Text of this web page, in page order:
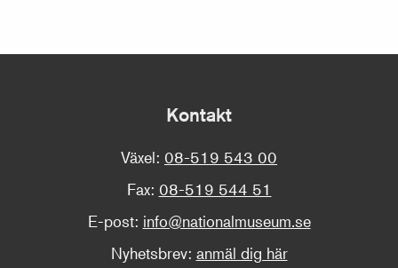
Kontakt
Växel: 08-519 543 00
Fax: 08-519 544 51
E-post: info@nationalmuseum.se
Nyhetsbrev: anmäl dig här